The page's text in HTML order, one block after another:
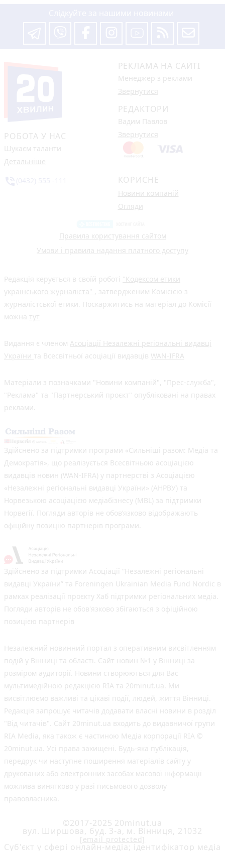
РОБОТА У НАС
Шукаєм таланти
Детальніше
РЕКЛАМА НА САЙТІ
Менеджер з реклами
Звернутися
РЕДАКТОРИ
Вадим Павлов
Звернутися
КОРИСНЕ
Новини компаній
Огляди
Правила користування сайтом
Умови і правила надання платного доступу
Редакція керується в своїй роботі "Кодексом етики
українського журналіста" , затвердженим Комісією з
журналістської етики. Поскаржитись на матеріал до Комісії
можна тут
Видання є членом Асоціації Незалежні регіональні видавці
України та Всесвітньої асоціації видавців WAN-IFRA
Матеріали з позначками "Новини компаній", "Прес-служба",
"Реклама" та "Партнерський проєкт" опубліковані на правах
реклами.
Здійснено за підтримки програми «Сильніші разом: Медіа та
Демократія», що реалізується Всесвітньою асоціацією
видавців новин (WAN-IFRA) у партнерстві з Асоціацією
«Незалежні регіональні видавці України» (АНРВУ) та
Норвезькою асоціацією медіабізнесу (MBL) за підтримки
Норвегії. Погляди авторів не обов’язково відображають
офіційну позицію партнерів програми.
Здійснено за підтримки Асоціації “Незалежні регіональні
видавці України” та Foreningen Ukrainian Media Fund Nordic в
рамках реалізації проєкту Хаб підтримки регіональних медіа.
Погляди авторів не обов'язково збігаються з офіційною
позицією партнерів
Незалежний новинний портал з оперативним висвітленням
подій у Вінниці та області. Сайт новин №1 у Вінниці за
розміром аудиторії. Новини створюються для Вас
мультимедійною редакцією RIA та 20minut.ua. Ми
висвітлюємо важливі та цікаві події, людей, життя Вінниці.
Редакція запрошує читачів додавати власні новини в розділ
"Від читачів". Сайт 20minut.ua входить до видавничої групи
RIA Media, яка також є частиною Медіа корпорації RIA ©
20minut.ua. Усі права захищені. Будь-яка публiкацiя,
передрук чи наступне поширення матеріалів сайту у
друкованих або електронних засобах масової інформації
можлива винятково у разі письмового дозволу
правовласника.
©2017-2025 20minut.ua
вул. Ширшова, буд. 3-а, м. Вінниця, 21032
[email protected]
Cуб'єкт у сфері онлайн-медіа; ідентифікатор медіа